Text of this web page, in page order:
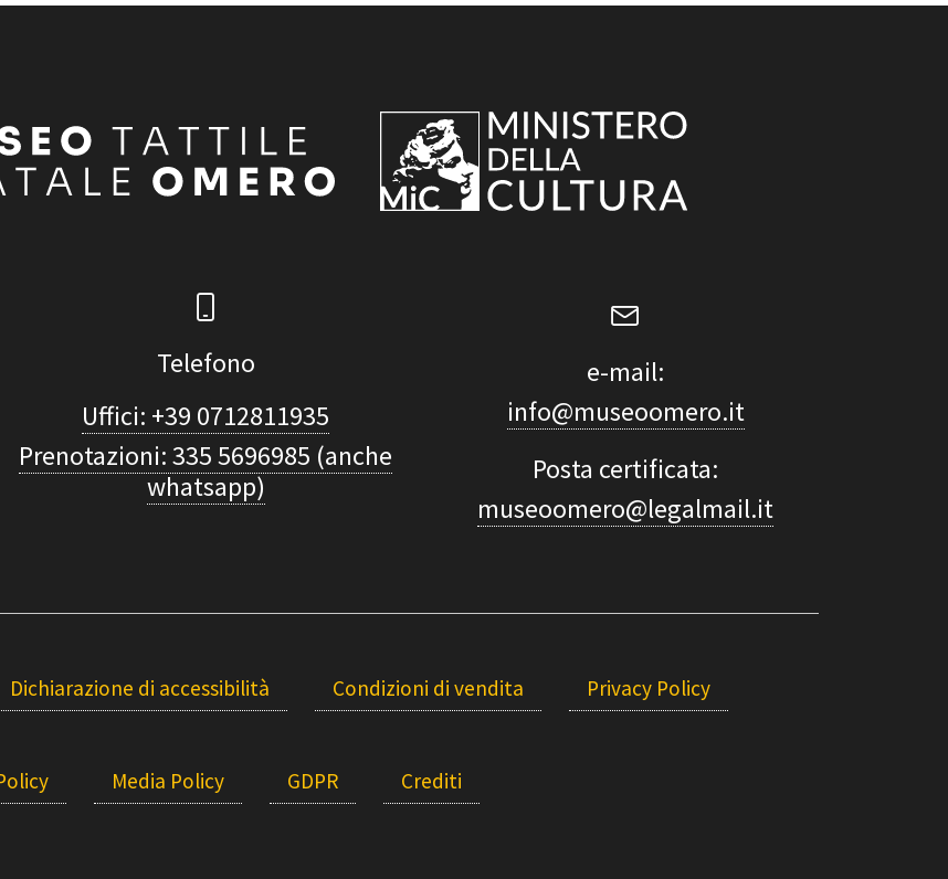
Telefono
Uffici: +39 0712811935
Prenotazioni: 335 5696985 (anche
whatsapp)
e-mail:
info@museoomero.it
Posta certificata:
museoomero@legalmail.it
Dichiarazione di accessibilità Condizioni di vendita Privacy Policy
Media Policy GDPR Crediti